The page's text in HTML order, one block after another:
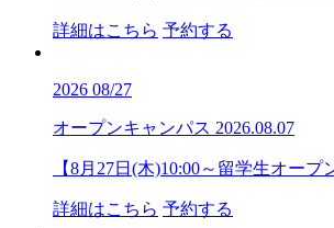
詳細はこちら 予約する
2026 08/27
オープンキャンパス 2026.08.07
【8月27日(木)10:00～留学生オープ
詳細はこちら 予約する